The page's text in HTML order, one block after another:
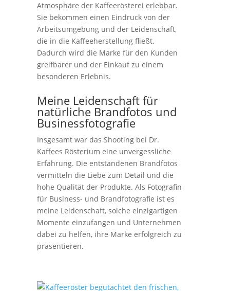
Atmosphäre der Kaffeerösterei erlebbar.
Sie bekommen einen Eindruck von der
Arbeitsumgebung und der Leidenschaft,
die in die Kaffeeherstellung fließt.
Dadurch wird die Marke für den Kunden
greifbarer und der Einkauf zu einem
besonderen Erlebnis.
Meine Leidenschaft für
natürliche Brandfotos und
Businessfotografie
Insgesamt war das Shooting bei Dr.
Kaffees Rösterium eine unvergessliche
Erfahrung. Die entstandenen Brandfotos
vermitteln die Liebe zum Detail und die
hohe Qualität der Produkte. Als Fotografin
für Business- und Brandfotografie ist es
meine Leidenschaft, solche einzigartigen
Momente einzufangen und Unternehmen
dabei zu helfen, ihre Marke erfolgreich zu
präsentieren.